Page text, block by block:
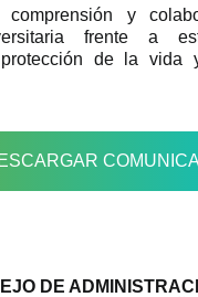
comprensión y
frente a
de la vida
DE